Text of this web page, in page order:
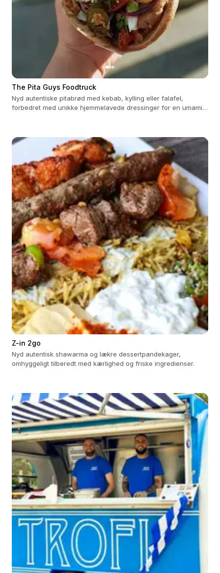
The Pita Guys Foodtruck
Nyd autentiske pitabrød med kebab, kylling eller falafel,
forbedret med unikke hjemmelavede dressinger for en umami-
Z-in 2go
Nyd autentisk shawarma og lækre dessertpandekager,
omhyggeligt tilberedt med kærlighed og friske ingredienser.